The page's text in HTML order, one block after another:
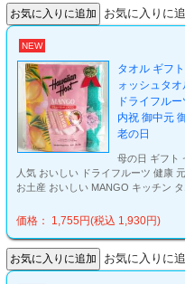
お気に入りに
NEW
タオル ギフ
ォッシュタ
ドライフル
内祝 御中元
老の日
母の日 ギフト
人気 おいしい ドライフルーツ 健康
お土産 おいしい MANGO キッチン
価格： 1,755円(税込 1,930円)
お気に入りに